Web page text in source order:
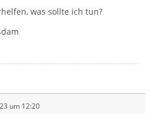
was sollte ich tun?
um 12:20